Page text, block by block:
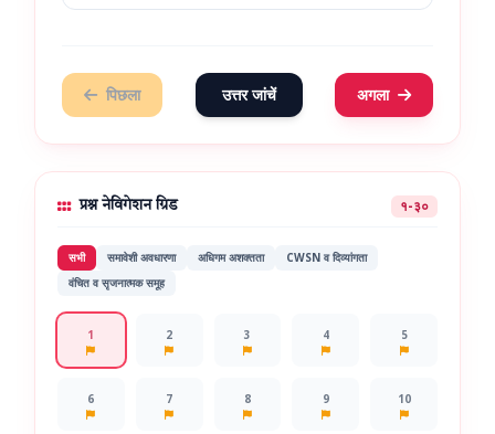
पिछला उत्तर जांचें अगला
प्रश्न नेविगेशन ग्रिड १-३०
सभी समावेशी अवधारणा अधिगम अशक्तता
CWSN व दिव्यांगता
वंचित व सृजनात्मक समूह
1 2 3 4 5
6 7 8 9 10